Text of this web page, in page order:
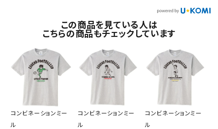
この商品を見ている人は
こちらの商品もチェックしています
コンビネーションミー
ル
コンビネーションミー
ル
コンビネーションミー
ル